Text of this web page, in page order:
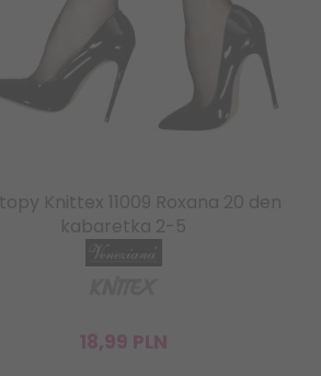
Knittex 11009 Roxana 20 den
kabaretka 2-5
18,99 PLN